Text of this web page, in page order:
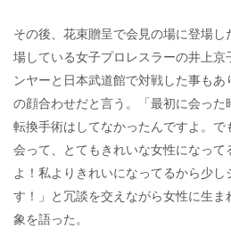
その後、花束贈呈で会見の場に登場
場している女子プロレスラーの井上京
ンヤーと日本武道館で対戦した事も
の顔合わせだと言う。「最初に会っ
転換手術はしてなかったんですよ。で
会って、とてもきれいな女性になって
よ！私よりきれいになってるから少し
す！」と冗談を交えながら女性に生
象を語った。